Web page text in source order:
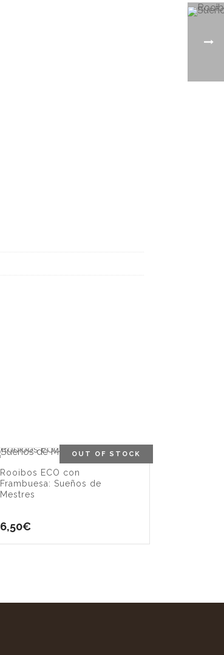
OUT OF STOCK
Rooibos ECO con
Frambuesa: Sueños de
Mestres
6,50€